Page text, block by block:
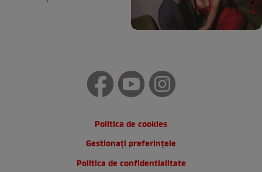
Politica de cookies
Gestionați preferințele
Politica de confidentialitate